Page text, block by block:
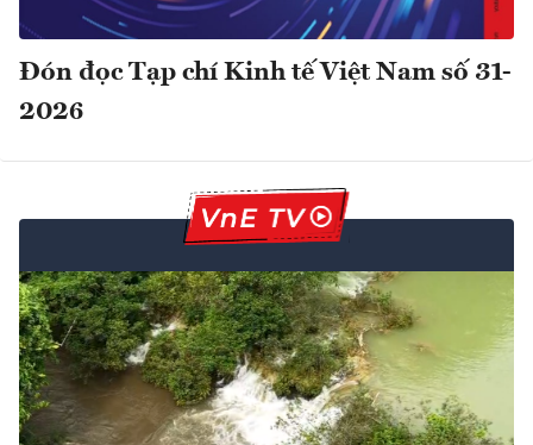
Đón đọc Tạp chí Kinh tế Việt Nam số 31-
2026